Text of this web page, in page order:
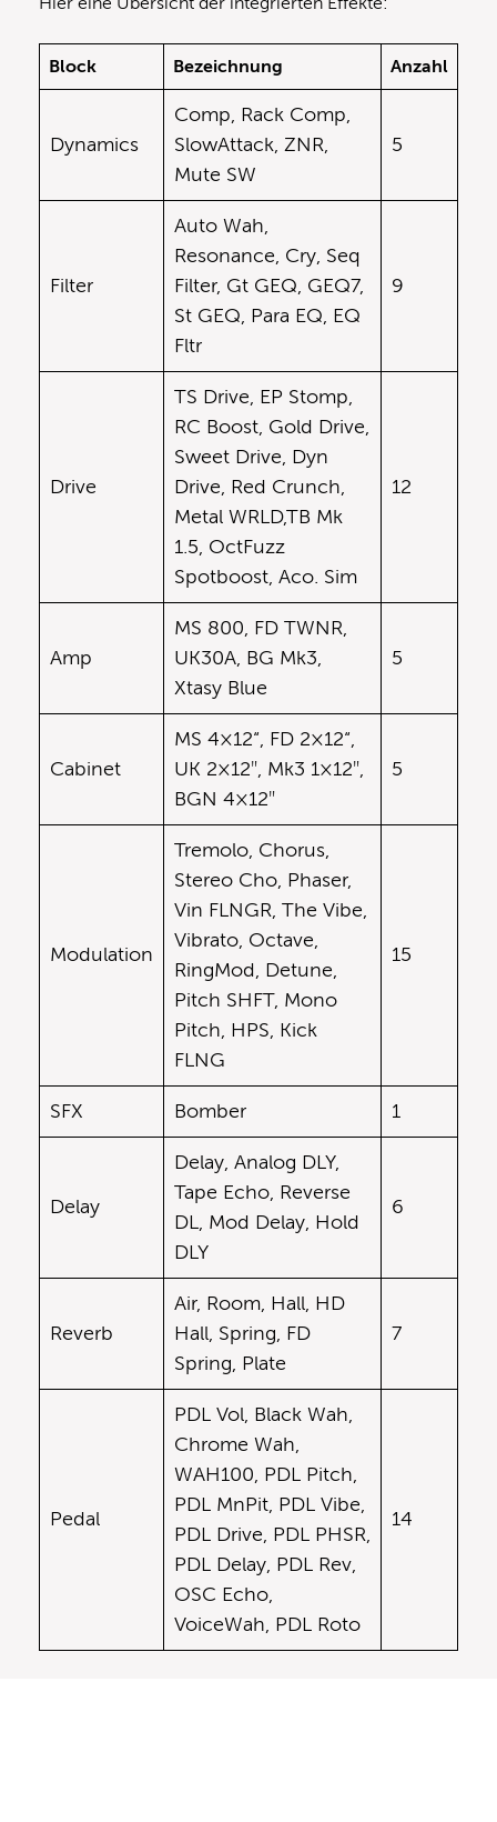
Block Bezeichnung Anzahl
Dynamics
Comp, Rack Comp,
SlowAttack, ZNR,
Mute SW
5
Filter
Auto Wah,
Resonance, Cry, Seq
Filter, Gt GEQ, GEQ7,
St GEQ, Para EQ, EQ
Fltr
9
Drive
TS Drive, EP Stomp,
RC Boost, Gold Drive,
Sweet Drive, Dyn
Drive, Red Crunch,
Metal WRLD,TB Mk
1.5, OctFuzz
Spotboost, Aco. Sim
12
Amp
MS 800, FD TWNR,
UK30A, BG Mk3,
Xtasy Blue
5
Cabinet
MS 4×12“, FD 2×12“,
UK 2×12″, Mk3 1×12″,
BGN 4×12″
5
Modulation
Tremolo, Chorus,
Stereo Cho, Phaser,
Vin FLNGR, The Vibe,
Vibrato, Octave,
RingMod, Detune,
Pitch SHFT, Mono
Pitch, HPS, Kick
FLNG
15
SFX Bomber 1
Delay
Delay, Analog DLY,
Tape Echo, Reverse
DL, Mod Delay, Hold
DLY
6
Reverb
Air, Room, Hall, HD
Hall, Spring, FD
Spring, Plate
7
Pedal
PDL Vol, Black Wah,
Chrome Wah,
WAH100, PDL Pitch,
PDL MnPit, PDL Vibe,
PDL Drive, PDL PHSR,
PDL Delay, PDL Rev,
OSC Echo,
VoiceWah, PDL Roto
14